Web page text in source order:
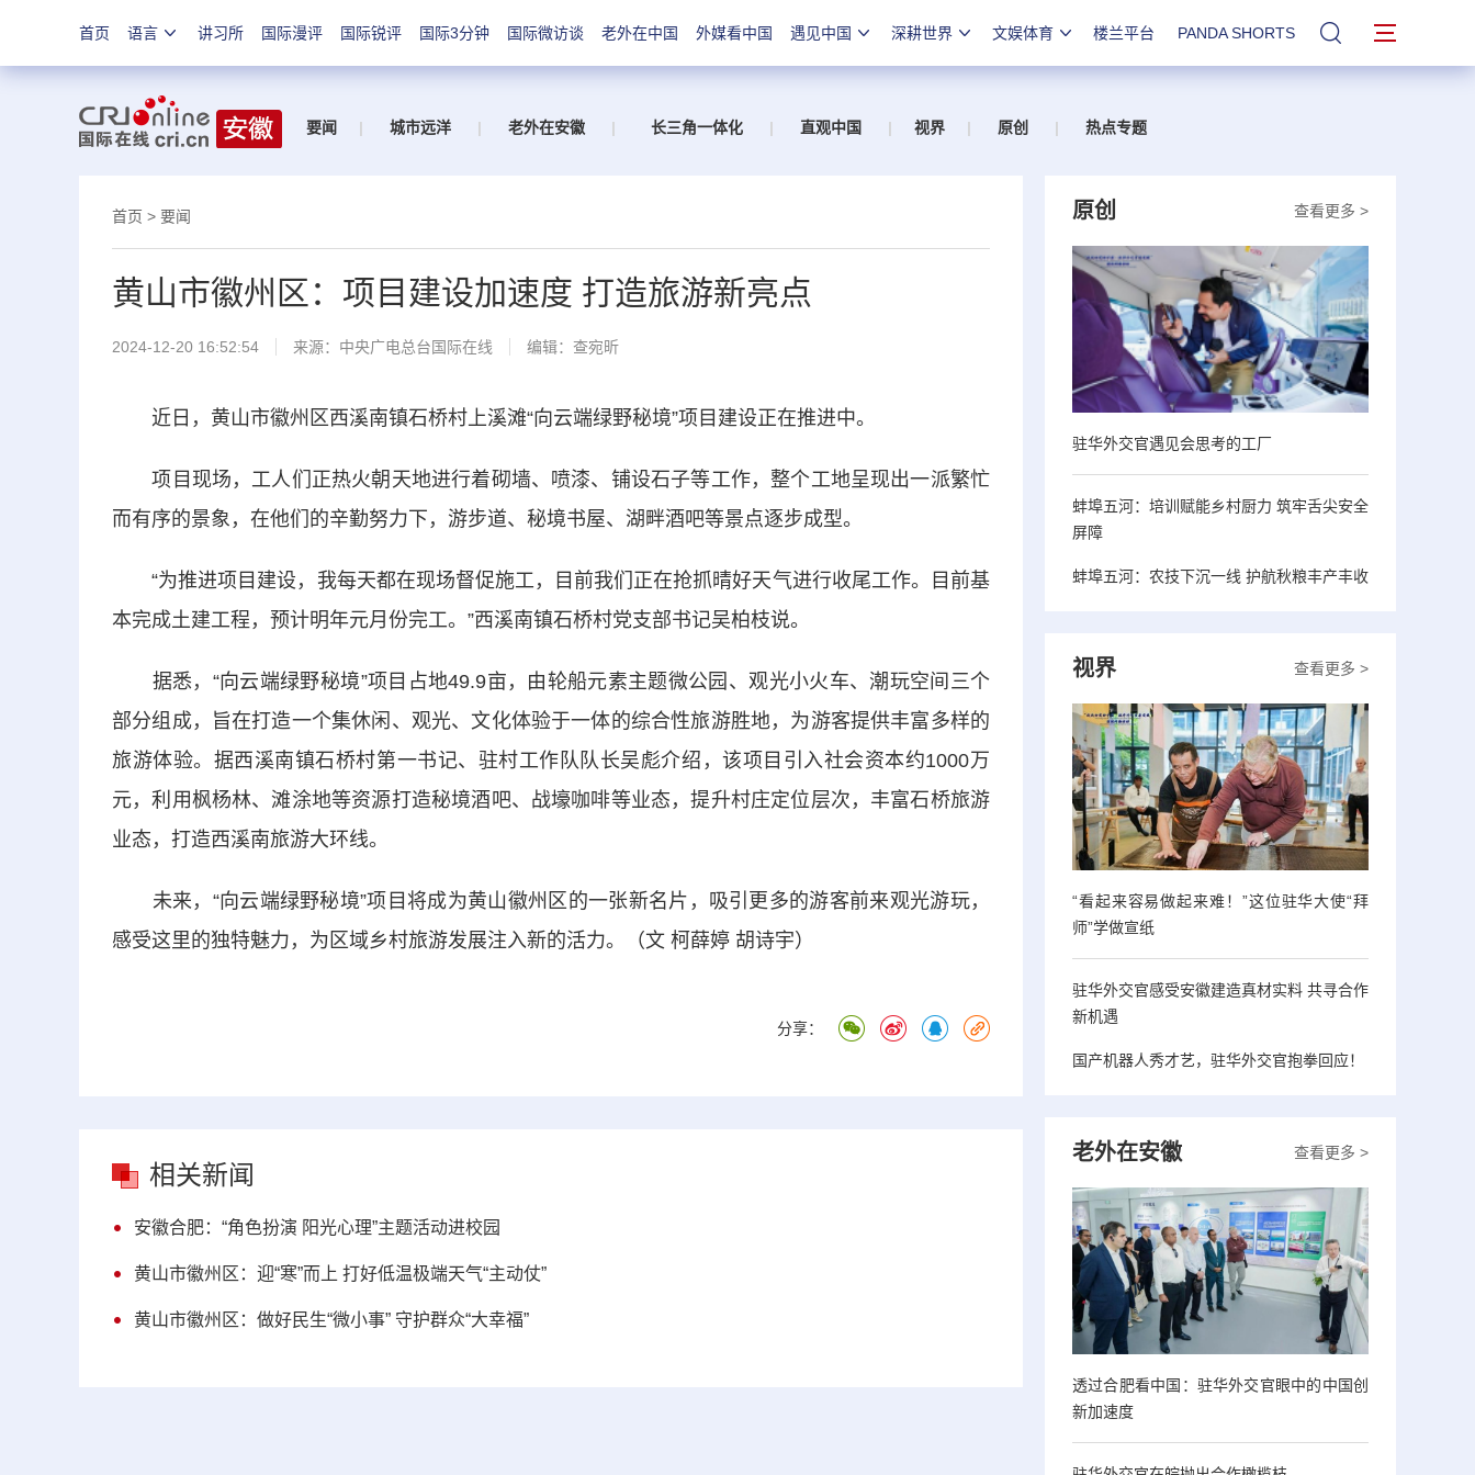
首页 语言 讲习所 国际漫评 国际锐评 国际3分钟 国际微访谈 老外在中国 外媒看中国 遇见中国 深耕世界 文娱体育 楼兰平台 PANDA SHORTS 站内搜索
要闻 | 城市远洋 | 老外在安徽 | 长三角一体化 | 直观中国 | 视界 | 原创 | 热点专题
首页 > 要闻
黄山市徽州区：项目建设加速度 打造旅游新亮点
2024-12-20 16:52:54 来源：中央广电总台国际在线 编辑：查宛昕
近日，黄山市徽州区西溪南镇石桥村上溪滩“向云端绿野秘境”项目建设正在推进中。
项目现场，工人们正热火朝天地进行着砌墙、喷漆、铺设石子等工作，整个工地呈现出一派繁忙
而有序的景象，在他们的辛勤努力下，游步道、秘境书屋、湖畔酒吧等景点逐步成型。
“为推进项目建设，我每天都在现场督促施工，目前我们正在抢抓晴好天气进行收尾工作。目前基
本完成土建工程，预计明年元月份完工。”西溪南镇石桥村党支部书记吴柏枝说。
据悉，“向云端绿野秘境”项目占地49.9亩，由轮船元素主题微公园、观光小火车、潮玩空间三个
部分组成，旨在打造一个集休闲、观光、文化体验于一体的综合性旅游胜地，为游客提供丰富多样的
旅游体验。据西溪南镇石桥村第一书记、驻村工作队队长吴彪介绍，该项目引入社会资本约1000万
元，利用枫杨林、滩涂地等资源打造秘境酒吧、战壕咖啡等业态，提升村庄定位层次，丰富石桥旅游
业态，打造西溪南旅游大环线。
未来，“向云端绿野秘境”项目将成为黄山徽州区的一张新名片，吸引更多的游客前来观光游玩，
感受这里的独特魅力，为区域乡村旅游发展注入新的活力。（文 柯薛婷 胡诗宇）
分享：
相关新闻
安徽合肥：“角色扮演 阳光心理”主题活动进校园
黄山市徽州区：迎“寒”而上 打好低温极端天气“主动仗”
黄山市徽州区：做好民生“微小事” 守护群众“大幸福”
查看更多 >
原创
驻华外交官遇见会思考的工厂
蚌埠五河：培训赋能乡村厨力 筑牢舌尖安全
屏障
蚌埠五河：农技下沉一线 护航秋粮丰产丰收
查看更多 >
视界
“看起来容易做起来难！”这位驻华大使“拜
师”学做宣纸
驻华外交官感受安徽建造真材实料 共寻合作
新机遇
国产机器人秀才艺，驻华外交官抱拳回应！
查看更多 >
老外在安徽
透过合肥看中国：驻华外交官眼中的中国创
新加速度